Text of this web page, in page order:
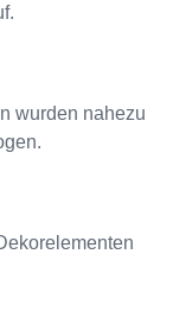
wurden nahezu